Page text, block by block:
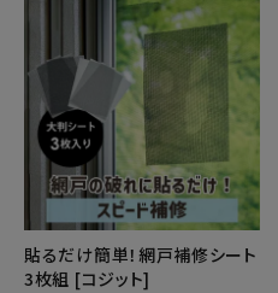
ご利用ガイド
プライバシーポリシー
特定商取引法について
会社概要
お問い合わせ
貼るだけ簡単！網戸補修シート
3枚組 [コジット]